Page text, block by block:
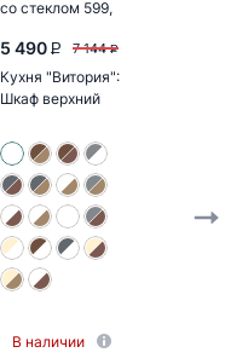
5 490 P 7 144 P
Кухня "Витория":
Шкаф верхний
810, ШВГ 810...
В наличии